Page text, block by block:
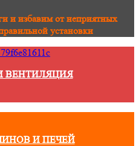
и избавим от неприятных
установки
ВЕНТИЛЯЦИЯ
И ПЕЧЕЙ